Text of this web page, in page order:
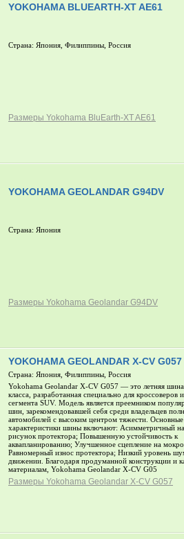
YOKOHAMA BLUEARTH-XT AE61
Страна: Япония, Филиппины, Россия
Размеры Yokohama BluEarth-XT AE61
YOKOHAMA GEOLANDAR G94DV
Страна: Япония
Размеры Yokohama Geolandar G94DV
YOKOHAMA GEOLANDAR X-CV G057
Страна: Япония, Филиппины, Россия
Yokohama Geolandar X-CV G057 — это летняя
класса, разработанная специально для кроссоверов
сегмента SUV. Модель является преемником
шин, зарекомендовавшей себя среди владельцев
автомобилей с высоким центром тяжести. Основные
характеристики шины включают: Асимметричный
рисунок протектора; Повышенную устойчивость к
аквапланированию; Улучшенное сцепление на
Равномерный износ протектора; Низкий уровень
движении. Благодаря продуманной конструкции и
материалам, Yokohama Geolandar X-CV G05
Размеры Yokohama Geolandar X-CV G057